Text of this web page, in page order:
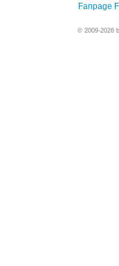
Fanpage
© 2009-2026